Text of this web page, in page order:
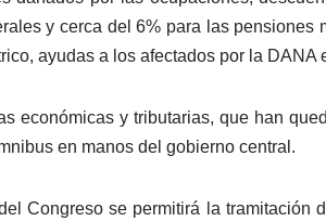
y cerca del 6% para las
ayudas a los afectados por la DANA
económicas y tributarias, que han
en manos del gobierno central.
Congreso se permitirá la